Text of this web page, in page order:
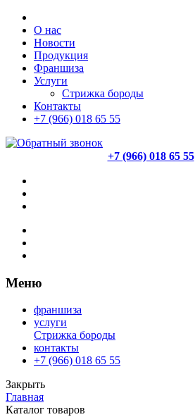
О нас
Новости
Продукция
Франшиза
Услуги
Стрижка бороды
Контакты
+7 (966) 018 65 55
+7 (966) 018 65 55
Меню
франшиза
услуги
Стрижка бороды
контакты
+7 (966) 018 65 55
Закрыть
Главная
Каталог товаров